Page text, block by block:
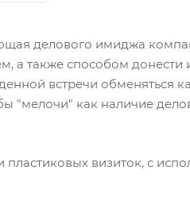
делового имиджа
а также способом
встречи обменяться
"мелочи" как наличие
визиток, с